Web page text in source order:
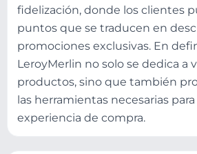
fidelización, donde los clientes
puntos que se traducen en
promociones exclusivas. En
LeroyMerlin no solo se dedica a
productos, sino que también
las herramientas necesarias
experiencia de compra.